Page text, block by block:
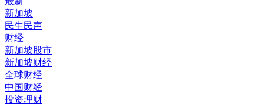
新加坡
民生民声
财经
新加坡股市
新加坡财经
全球财经
中国财经
投资理财